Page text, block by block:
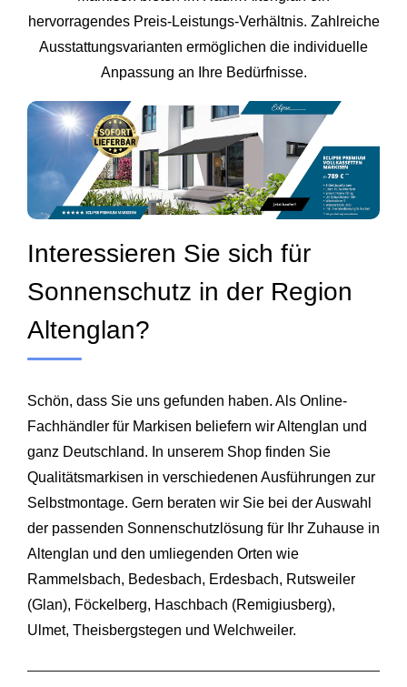
hervorragendes Preis‑Leistungs‑Verhältnis. Zahlreiche
Ausstattungsvarianten ermöglichen die individuelle
Anpassung an Ihre Bedürfnisse.
Interessieren Sie sich für
Sonnenschutz in der Region
Altenglan?
Schön, dass Sie uns gefunden haben. Als Online-
Fachhändler für Markisen beliefern wir Altenglan und
ganz Deutschland. In unserem Shop finden Sie
Qualitätsmarkisen in verschiedenen Ausführungen zur
Selbstmontage. Gern beraten wir Sie bei der Auswahl
der passenden Sonnenschutzlösung für Ihr Zuhause in
Altenglan und den umliegenden Orten wie
Rammelsbach, Bedesbach, Erdesbach, Rutsweiler
(Glan), Föckelberg, Haschbach (Remigiusberg),
Ulmet, Theisbergstegen und Welchweiler.